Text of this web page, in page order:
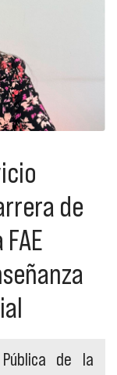
de
de la